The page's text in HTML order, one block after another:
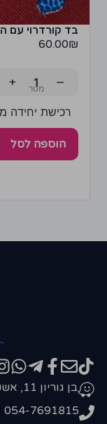
בד קורדרוי עם
60.00₪
−
+
רכישת יחידה
הוספה לסל
בן גוריון 11, אשקלון
054-7691815